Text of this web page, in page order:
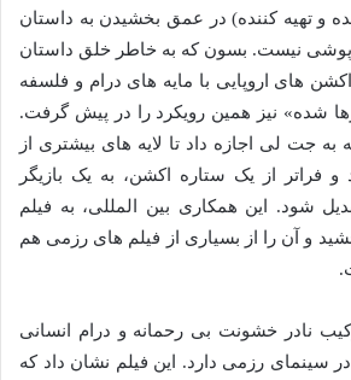
و تهیه کننده) در عمق بخشیدن به داستان
نیست. بسون که به خاطر خلق داستان
های اروپایی با مایه های درام و فلسفه
شده» نیز همین رویکرد را در پیش گرفت.
به جت لی اجازه داد تا لایه های بیشتری از
از یک ستاره اکشن، به یک بازیگر
شود. این همکاری بین المللی، به فیلم
و آن را از بسیاری از فیلم های رزمی هم
نادر خشونت بی رحمانه و درام انسانی
سینمای رزمی دارد. این فیلم نشان داد که